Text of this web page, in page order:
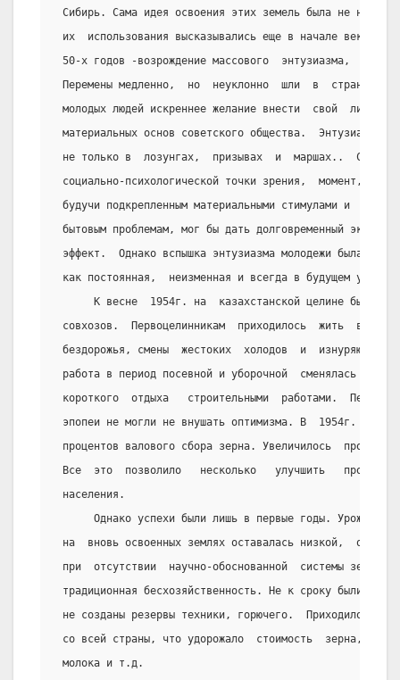
Сибирь. Сама идея освоения этих земель была не новой.
их  использования высказывались еще в начале века.
50-х годов -возрождение массового  энтузиазма,
Перемены медленно,  но  неуклонно  шли  в  стране,
молодых людей искреннее желание внести  свой  личный
материальных основ советского общества.  Энтузиазм
не только в  лозунгах,  призывах  и  маршах..
социально-психологической точки зрения,  момент,
будучи подкрепленным материальными стимулами и
бытовым проблемам, мог бы дать долговременный
эффект.  Однако вспышка энтузиазма молодежи была
как постоянная,  неизменная и всегда в будущем
К весне  1954г. на  казахстанской целине было
совхозов.  Первоцелинникам  приходилось  жить  в
бездорожья, смены  жестоких  холодов  и  изнуряющей
работа в период посевной и уборочной  сменялась   в
короткого  отдыха   строительными  работами.  Первые
эпопеи не могли не внушать оптимизма. В  1954г.
процентов валового сбора зерна. Увеличилось
Все  это  позволило   несколько   улучшить
населения.
Однако успехи были лишь в первые годы.
на  вновь освоенных землях оставалась низкой,
при  отсутствии  научно-обоснованной  системы
традиционная бесхозяйственность. Не к сроку были
не созданы резервы техники, горючего.  Приходилось
со всей страны, что удорожало  стоимость  зерна,  а
молока и т.д.